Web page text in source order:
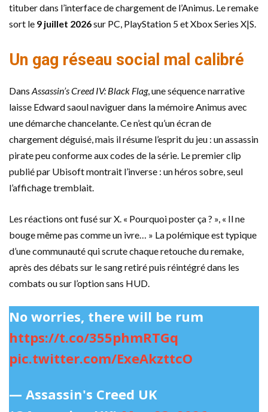
tituber dans l’interface de chargement de l’Animus. Le remake
sort le 9 juillet 2026sur PC, PlayStation 5 et Xbox Series X|S.
Un gag réseau social mal calibré
Dans Assassin’s Creed IV: Black Flag, une séquence narrative
laisse Edward saoul naviguer dans la mémoire Animus avec
une démarche chancelante. Ce n’est qu’un écran de
chargement déguisé, mais il résume l’esprit du jeu : un assassin
pirate peu conforme aux codes de la série. Le premier clip
publié par Ubisoft montrait l’inverse : un héros sobre, seul
l’affichage tremblait.
Les réactions ont fusé sur X. « Pourquoi poster ça ? », « Il ne
bouge même pas comme un ivre… » La polémique est typique
d’une communauté qui scrute chaque retouche du remake,
après des débats sur le sang retiré puis réintégré dans les
combats ou sur l’option sans HUD.
No worries, there will be rum
https://t.co/355phmRTGq
pic.twitter.com/ExeAkzttcO
— Assassin's Creed UK